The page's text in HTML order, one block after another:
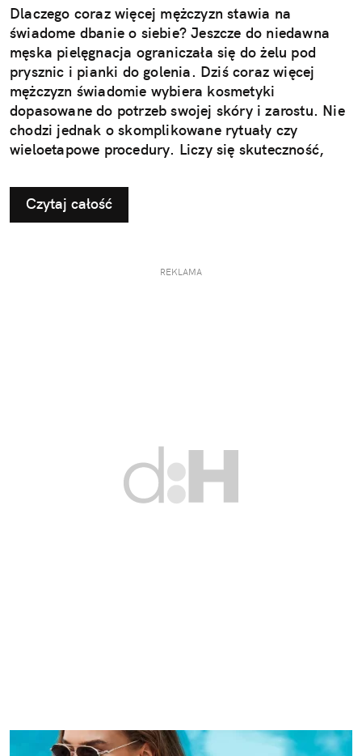
Dlaczego coraz więcej mężczyzn stawia na
świadome dbanie o siebie? Jeszcze do niedawna
męska pielęgnacja ograniczała się do żelu pod
prysznic i pianki do golenia. Dziś coraz więcej
mężczyzn świadomie wybiera kosmetyki
dopasowane do potrzeb swojej skóry i zarostu. Nie
chodzi jednak o skomplikowane rytuały czy
wieloetapowe procedury. Liczy się skuteczność,
Nowoczesna pielęgnacja przestała być dodatkiem –
stała się elementem codziennego dbania o siebie,
tak naturalnym jak aktywność fizyczna czy zdrowa
MEN ROCK, tworząc kosmetyki, które są proste w
Czytaj całość
REKLAMA